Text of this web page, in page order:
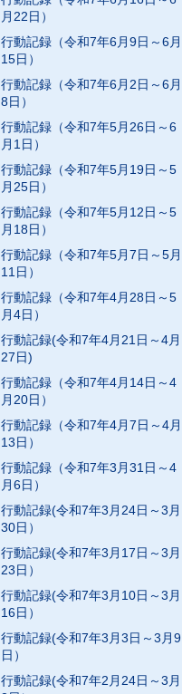
月22日）
行動記録（令和7年6月9日～6月
15日）
行動記録（令和7年6月2日～6月
8日）
行動記録（令和7年5月26日～6
月1日）
行動記録（令和7年5月19日～5
月25日）
行動記録（令和7年5月12日～5
月18日）
行動記録（令和7年5月7日～5月
11日）
行動記録（令和7年4月28日～5
月4日）
行動記録(令和7年4月21日～4月
27日)
行動記録（令和7年4月14日～4
月20日）
行動記録（令和7年4月7日～4月
13日）
行動記録（令和7年3月31日～4
月6日）
行動記録(令和7年3月24日～3月
30日）
行動記録(令和7年3月17日～3月
23日）
行動記録(令和7年3月10日～3月
16日）
行動記録(令和7年3月3日～3月9
日）
行動記録(令和7年2月24日～3月